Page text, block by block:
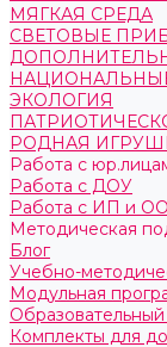
МЯГКАЯ СРЕДА
СВЕТОВЫЕ
ЭКОЛОГИЯ
РОДНАЯ
Работа с
Работа с ДОУ
Работа с ИП и
Методическая
Блог
Учебно-
Модульная
Комплекты для